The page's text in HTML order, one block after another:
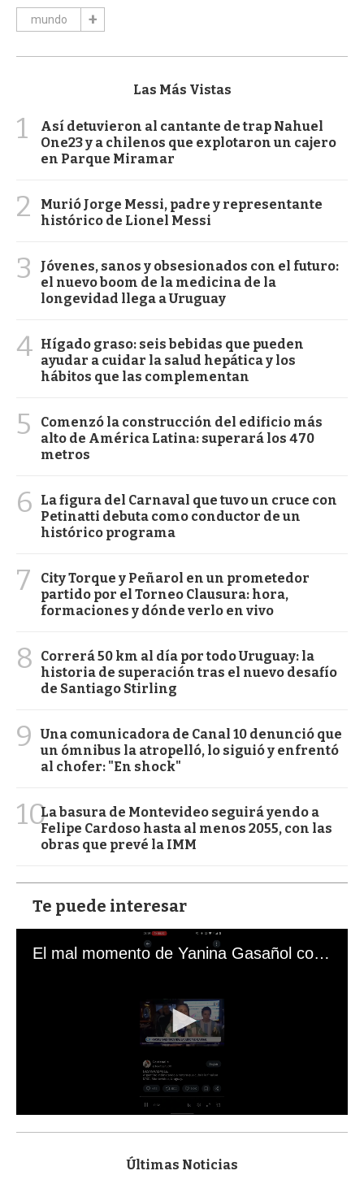
mundo
Las Más Vistas
1
Así detuvieron al cantante de trap Nahuel
One23 y a chilenos que explotaron un cajero
en Parque Miramar
2
Murió Jorge Messi, padre y representante
histórico de Lionel Messi
3
Jóvenes, sanos y obsesionados con el futuro:
el nuevo boom de la medicina de la
longevidad llega a Uruguay
4 Hígado graso: seis bebidas que pueden
ayudar a cuidar la salud hepática y los
hábitos que las complementan
5
Comenzó la construcción del edificio más
alto de América Latina: superará los 470
metros
6
La figura del Carnaval que tuvo un cruce con
Petinatti debuta como conductor de un
histórico programa
7
City Torque y Peñarol en un prometedor
partido por el Torneo Clausura: hora,
formaciones y dónde verlo en vivo
8
Correrá 50 km al día por todo Uruguay: la
historia de superación tras el nuevo desafío
de Santiago Stirling
9
Una comunicadora de Canal 10 denunció que
un ómnibus la atropelló, lo siguió y enfrentó
al chofer: "En shock"
10La basura de Montevideo seguirá yendo a
Felipe Cardoso hasta al menos 2055, con las
obras que prevé la IMM
Te puede interesar
El mal momento de Yanina Gasañol con un hincha argentino en "Subrayado"
s
Últimas Noticias